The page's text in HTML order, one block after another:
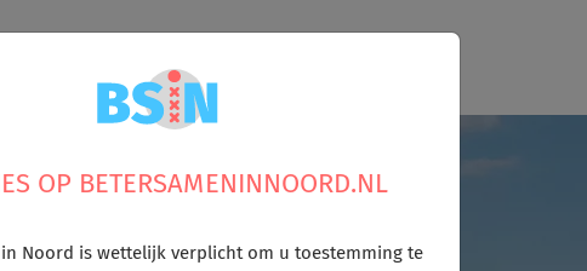
OP BETERSAMENINNOORD.NL
in Noord is wettelijk verplicht om u toestemming te